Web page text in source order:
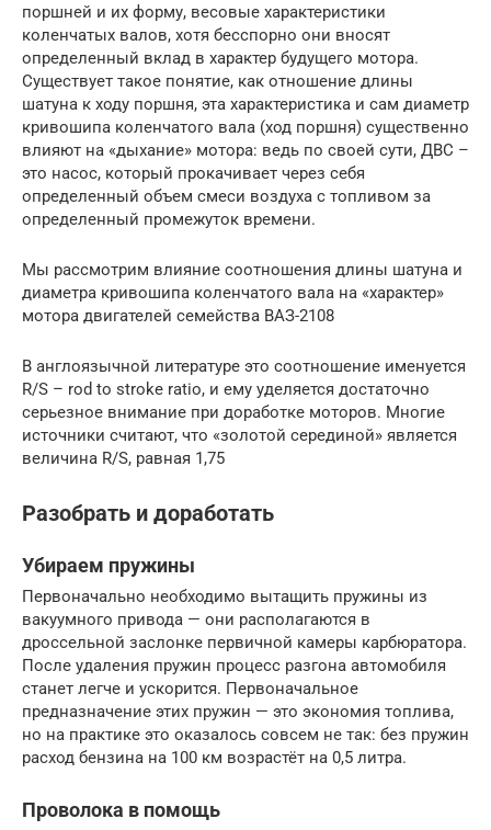
поршней и их форму, весовые характеристики
коленчатых валов, хотя бесспорно они вносят
определенный вклад в характер будущего мотора.
Существует такое понятие, как отношение длины
шатуна к ходу поршня, эта характеристика и сам диаметр
кривошипа коленчатого вала (ход поршня) существенно
влияют на «дыхание» мотора: ведь по своей сути, ДВС –
это насос, который прокачивает через себя
определенный объем смеси воздуха с топливом за
определенный промежуток времени.
Мы рассмотрим влияние соотношения длины шатуна и
диаметра кривошипа коленчатого вала на «характер»
мотора двигателей семейства ВАЗ-2108
В англоязычной литературе это соотношение именуется
R/S – rod to stroke ratio, и ему уделяется достаточно
серьезное внимание при доработке моторов. Многие
источники считают, что «золотой серединой» является
величина R/S, равная 1,75
Разобрать и доработать
Убираем пружины
Первоначально необходимо вытащить пружины из
вакуумного привода — они располагаются в
дроссельной заслонке первичной камеры карбюратора.
После удаления пружин процесс разгона автомобиля
станет легче и ускорится. Первоначальное
предназначение этих пружин — это экономия топлива,
но на практике это оказалось совсем не так: без пружин
расход бензина на 100 км возрастёт на 0,5 литра.
Проволока в помощь